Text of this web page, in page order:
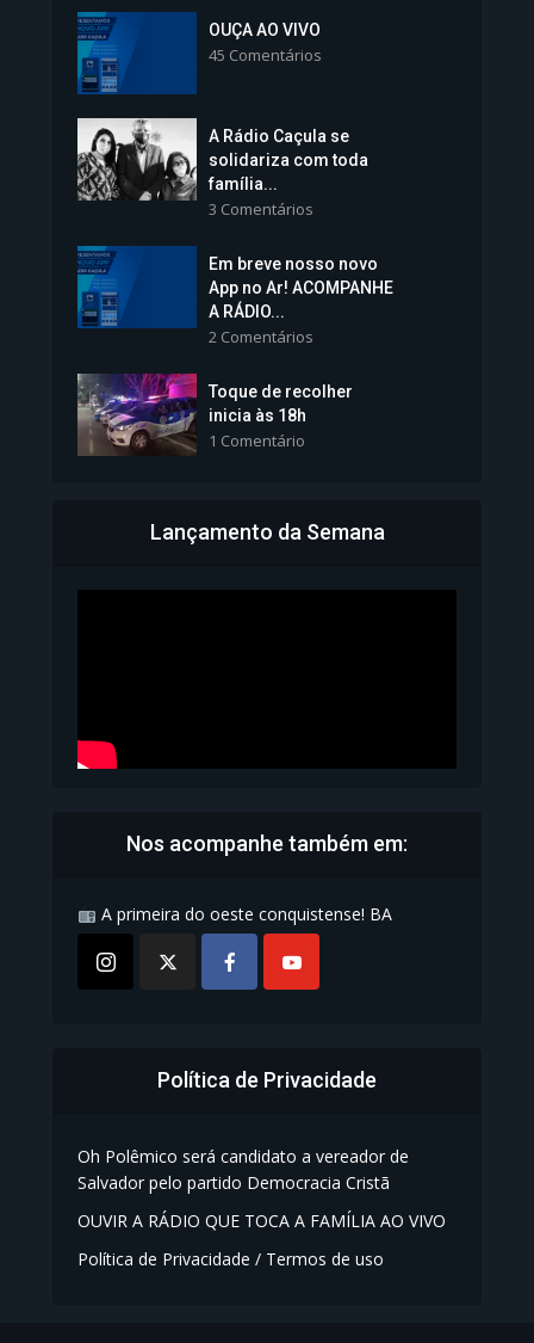
Colégios da Polícia...
Vice-Prefeita Sheila Lemos
tomará posse nesta...
1.101 Modos de exibição
Bahia inicia emissão da
OUÇA AO VIVO
45 Comentários
A Rádio Caçula se
solidariza com toda
família...
3 Comentários
Em breve nosso novo
App no Ar! ACOMPANHE
A RÁDIO...
2 Comentários
Toque de recolher
inicia às 18h
1 Comentário
Lançamento da Semana
Nos acompanhe também em:
A primeira do oeste conquistense! BA
Política de Privacidade
Oh Polêmico será candidato a vereador de
Salvador pelo partido Democracia Cristã
OUVIR A RÁDIO QUE TOCA A FAMÍLIA AO VIVO
Política de Privacidade / Termos de uso